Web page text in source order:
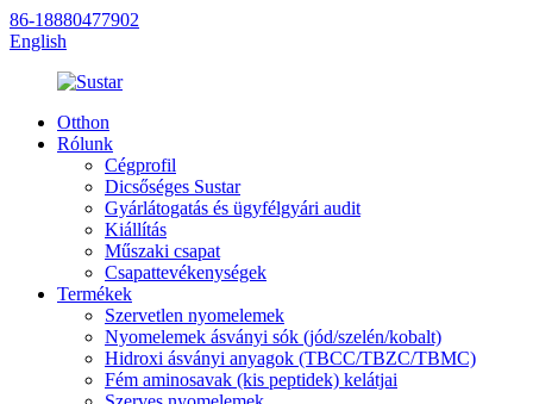
86-18880477902
English
Otthon
Rólunk
Cégprofil
Dicsőséges Sustar
Gyárlátogatás és ügyfélgyári audit
Kiállítás
Műszaki csapat
Csapattevékenységek
Termékek
Szervetlen nyomelemek
Nyomelemek ásványi sók (jód/szelén/kobalt)
Hidroxi ásványi anyagok (TBCC/TBZC/TBMC)
Fém aminosavak (kis peptidek) kelátjai